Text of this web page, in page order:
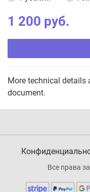
1 200 руб.
More technical details
document.
Все права